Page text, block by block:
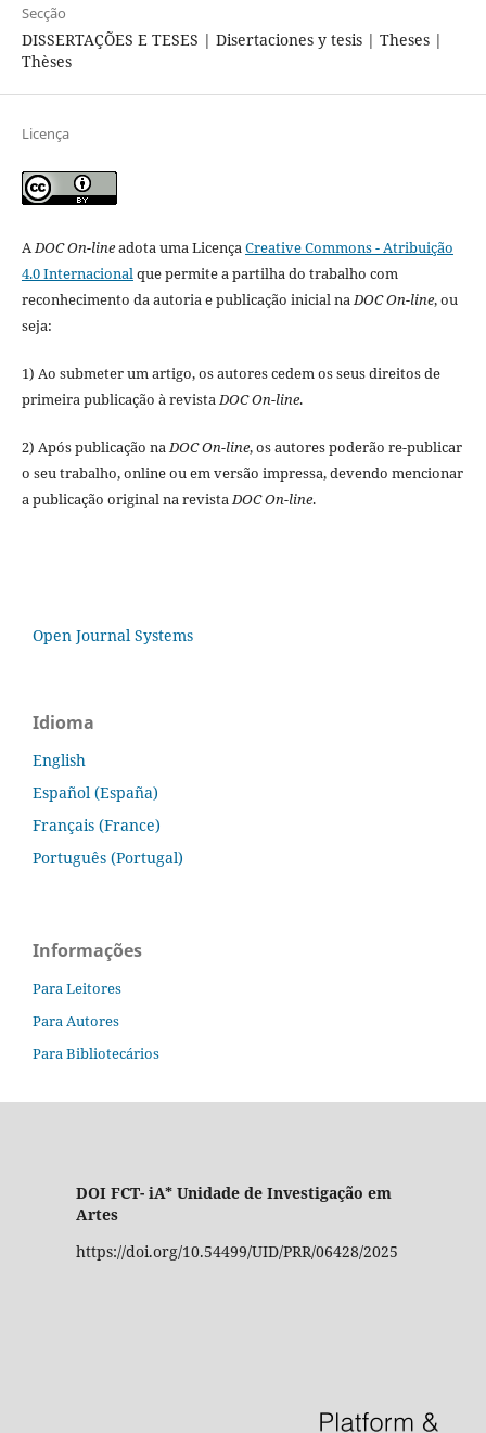
Secção
DISSERTAÇÕES E TESES | Disertaciones y tesis | Theses |
Thèses
Licença
ADOC On-lineadota uma LicençaCreative Commons - Atribuição
4.0 Internacionalque permite a partilha do trabalho com
reconhecimento da autoria e publicação inicial naDOC On-line, ou
seja:
1) Ao submeter um artigo, os autores cedem os seus direitos de
primeira publicação à revistaDOC On-line.
2) Após publicação naDOC On-line, os autores poderão re-publicar
o seu trabalho, online ou em versão impressa, devendo mencionar
a publicação original na revistaDOC On-line.
Open Journal Systems
Idioma
English
Español (España)
Français (France)
Português (Portugal)
Informações
Para Leitores
Para Autores
Para Bibliotecários
DOI FCT- iA* Unidade de Investigação em
Artes
https://doi.org/10.54499/UID/PRR/06428/2025